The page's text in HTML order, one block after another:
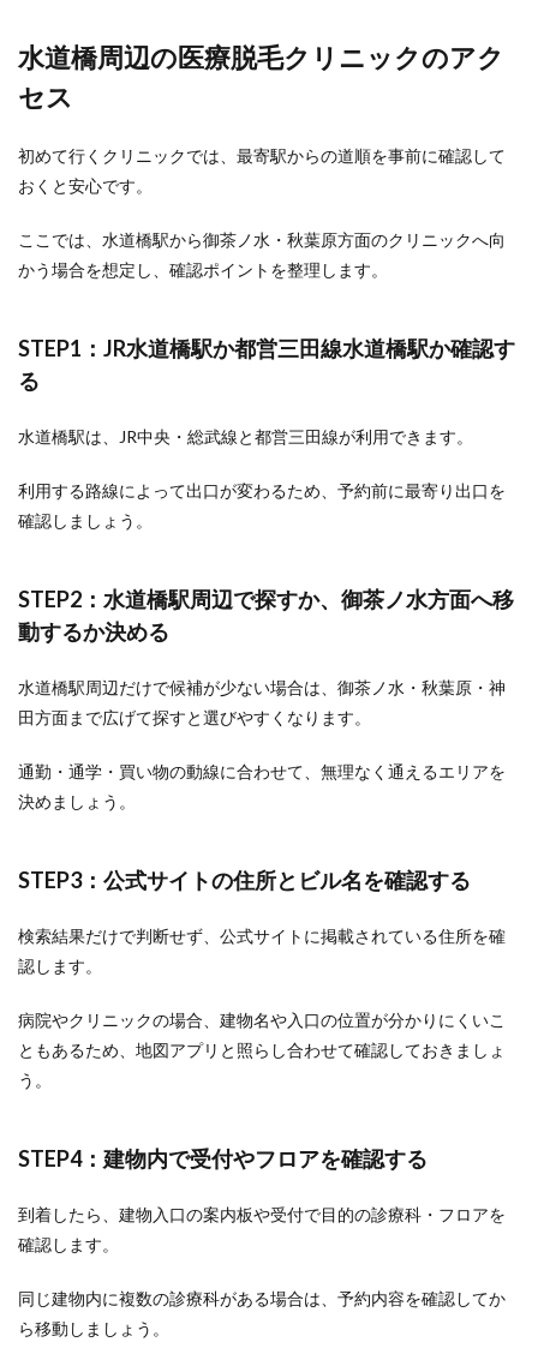
水道橋周辺の医療脱毛クリニックのアク
セス
初めて行くクリニックでは、最寄駅からの道順を事前に確認して
おくと安心です。
ここでは、水道橋駅から御茶ノ水・秋葉原方面のクリニックへ向
かう場合を想定し、確認ポイントを整理します。
STEP1：JR水道橋駅か都営三田線水道橋駅か確認す
る
水道橋駅は、JR中央・総武線と都営三田線が利用できます。
利用する路線によって出口が変わるため、予約前に最寄り出口を
確認しましょう。
STEP2：水道橋駅周辺で探すか、御茶ノ水方面へ移
動するか決める
水道橋駅周辺だけで候補が少ない場合は、御茶ノ水・秋葉原・神
田方面まで広げて探すと選びやすくなります。
通勤・通学・買い物の動線に合わせて、無理なく通えるエリアを
決めましょう。
STEP3：公式サイトの住所とビル名を確認する
検索結果だけで判断せず、公式サイトに掲載されている住所を確
認します。
病院やクリニックの場合、建物名や入口の位置が分かりにくいこ
ともあるため、地図アプリと照らし合わせて確認しておきましょ
う。
STEP4：建物内で受付やフロアを確認する
到着したら、建物入口の案内板や受付で目的の診療科・フロアを
確認します。
同じ建物内に複数の診療科がある場合は、予約内容を確認してか
ら移動しましょう。